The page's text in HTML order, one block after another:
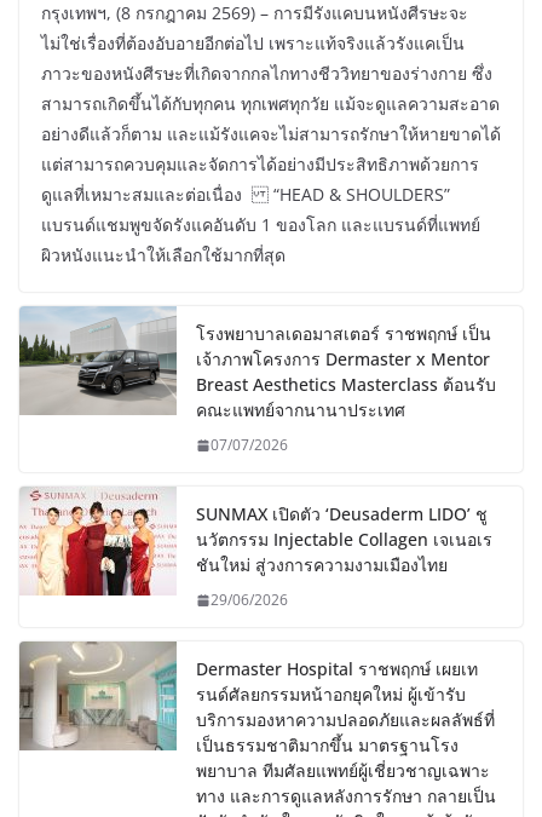
กรุงเทพฯ, (8 กรกฎาคม 2569) – การมีรังแคบนหนังศีรษะจะ
ไม่ใช่เรื่องที่ต้องอับอายอีกต่อไป เพราะแท้จริงแล้วรังแคเป็น
ภาวะของหนังศีรษะที่เกิดจากกลไกทางชีววิทยาของร่างกาย ซึ่ง
สามารถเกิดขึ้นได้กับทุกคน ทุกเพศทุกวัย แม้จะดูแลความสะอาด
อย่างดีแล้วก็ตาม และแม้รังแคจะไม่สามารถรักษาให้หายขาดได้
แต่สามารถควบคุมและจัดการได้อย่างมีประสิทธิภาพด้วยการ
ดูแลที่เหมาะสมและต่อเนื่อง “HEAD & SHOULDERS”
แบรนด์แชมพูขจัดรังแคอันดับ 1 ของโลก และแบรนด์ที่แพทย์
ผิวหนังแนะนำให้เลือกใช้มากที่สุด
โรงพยาบาลเดอมาสเตอร์ ราชพฤกษ์ เป็น
เจ้าภาพโครงการ Dermaster x Mentor
Breast Aesthetics Masterclass ต้อนรับ
คณะแพทย์จากนานาประเทศ
07/07/2026
SUNMAX เปิดตัว ‘Deusaderm LIDO’ ชู
นวัตกรรม Injectable Collagen เจเนอเร
ชันใหม่ สู่วงการความงามเมืองไทย
29/06/2026
Dermaster Hospital ราชพฤกษ์ เผยเท
รนด์ศัลยกรรมหน้าอกยุคใหม่ ผู้เข้ารับ
บริการมองหาความปลอดภัยและผลลัพธ์ที่
เป็นธรรมชาติมากขึ้น มาตรฐานโรง
พยาบาล ทีมศัลยแพทย์ผู้เชี่ยวชาญเฉพาะ
ทาง และการดูแลหลังการรักษา กลายเป็น